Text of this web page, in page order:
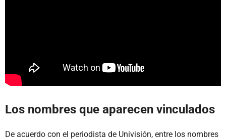
Los nombres que aparecen vinculados
De acuerdo con el periodista de Univisión, entre los nombres